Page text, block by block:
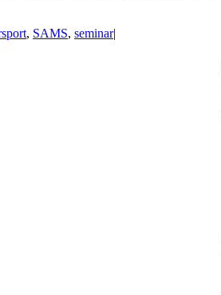
, SAMS, seminar|